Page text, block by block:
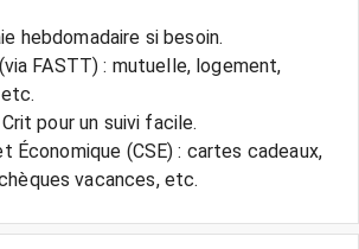
hebdomadaire si besoin.
FASTT) : mutuelle, logement,
pour un suivi facile.
Économique (CSE) : cartes cadeaux,